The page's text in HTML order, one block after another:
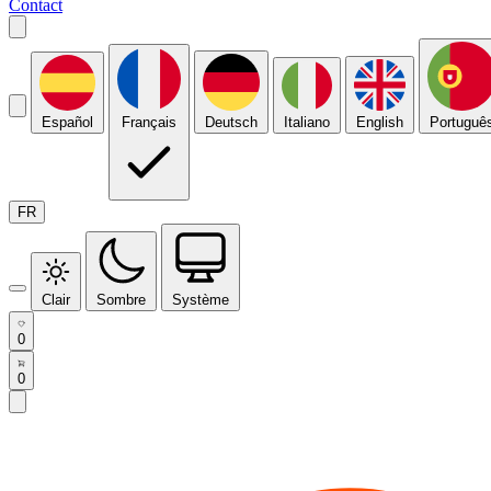
Contact
Español Français Deutsch Italiano English
FR
Clair Sombre Système
0
0